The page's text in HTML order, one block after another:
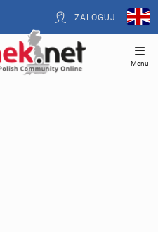
ZALOGUJ
Menu